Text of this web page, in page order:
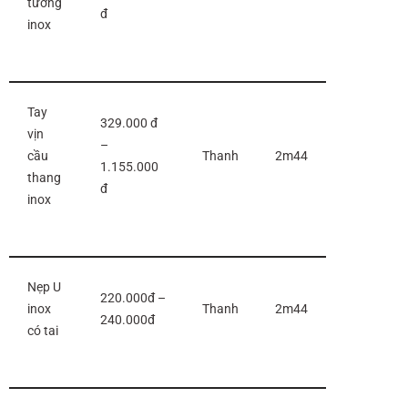
inox
đ
Tay
vịn
cầu
thang
inox
329.000 đ
–
1.155.000
đ
Thanh 2m44
Nẹp U
inox
có tai
220.000đ –
240.000đ
Thanh 2m44